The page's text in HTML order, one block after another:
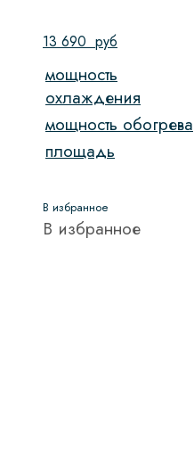
13 690 руб
мощность
охлаждения
мощность обогрева
площадь
В избранное
В избранное